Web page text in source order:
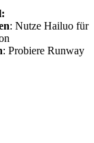
: Nutze Hailuo für
: Probiere Runway